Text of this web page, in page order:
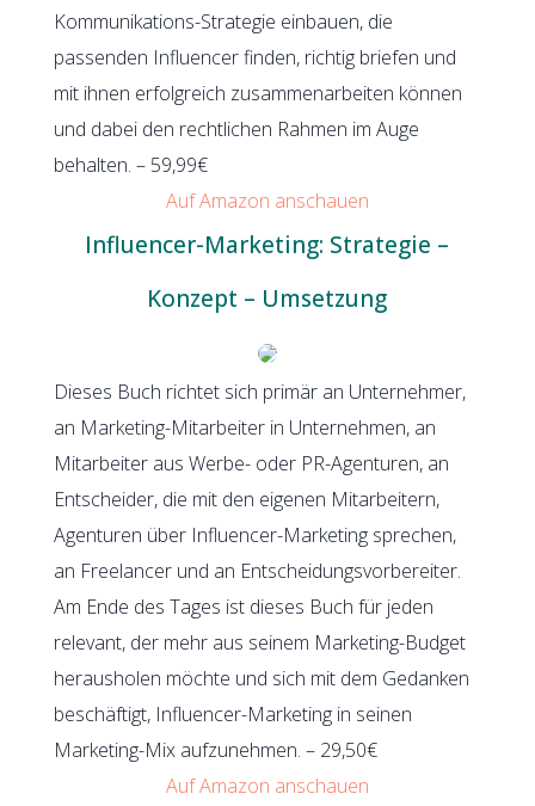
Kommunikations-Strategie einbauen, die
passenden Influencer finden, richtig briefen und
mit ihnen erfolgreich zusammenarbeiten können
und dabei den rechtlichen Rahmen im Auge
behalten. – 59,99€
Auf Amazon anschauen
Influencer-Marketing: Strategie –
Konzept – Umsetzung
Dieses Buch richtet sich primär an Unternehmer,
an Marketing-Mitarbeiter in Unternehmen, an
Mitarbeiter aus Werbe- oder PR-Agenturen, an
Entscheider, die mit den eigenen Mitarbeitern,
Agenturen über Influencer-Marketing sprechen,
an Freelancer und an Entscheidungsvorbereiter.
Am Ende des Tages ist dieses Buch für jeden
relevant, der mehr aus seinem Marketing-Budget
herausholen möchte und sich mit dem Gedanken
beschäftigt, Influencer-Marketing in seinen
Marketing-Mix aufzunehmen. – 29,50€
Auf Amazon anschauen